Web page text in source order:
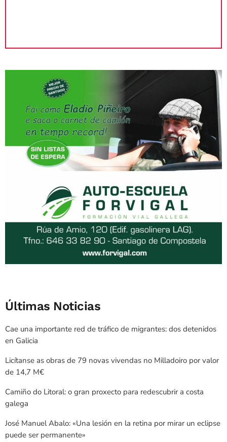
Últimas Noticias
Cae una importante red de tráfico de migrantes: dos detenidos
en Galicia
Licítanse as obras de 79 novas vivendas no Milladoiro por valor
de 14,7 M€
Camiño do Litoral: o gran proxecto para redescubrir a costa
galega
José Manuel Abalo: «Una lesión en la retina por mirar un eclipse
puede ser permanente»